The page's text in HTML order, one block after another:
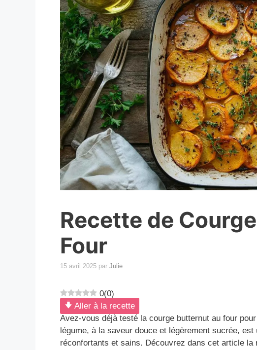
Recette de
Four
15 avril 2025 par Julie
0(0)
Aller à la recette
Avez-vous déjà testé la courge butternut au four
légume, à la saveur douce et légèrement sucrée,
réconfortants et sains. Découvrez dans cet article la